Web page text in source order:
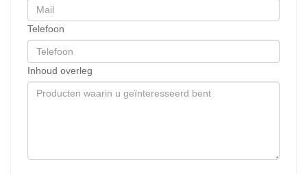
Telefoon
Inhoud overleg